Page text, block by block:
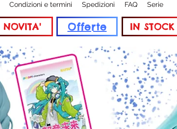
Condizioni e termini Spedizioni FAQ Serie
NOVITA' Offerte IN STOCK